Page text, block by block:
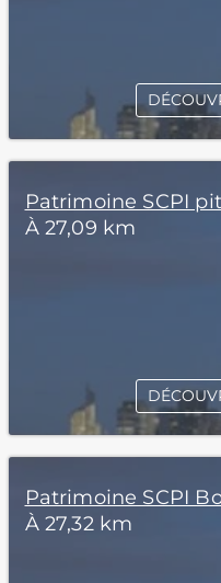
Patrimoine SCPI
À 27,09 km
Patrimoine SCPI
À 27,32 km